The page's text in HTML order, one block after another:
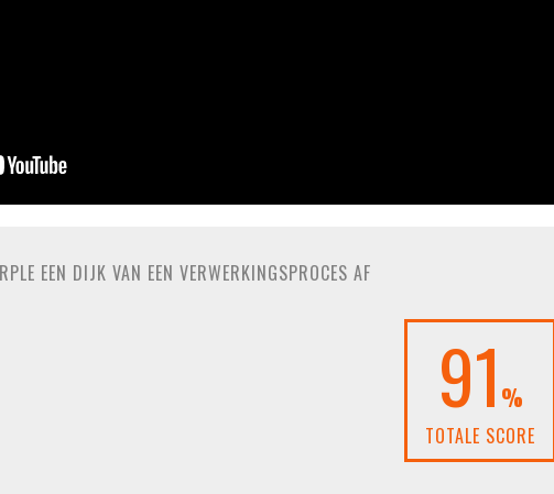
EEN DIJK VAN EEN VERWERKINGSPROCES AF
91 %
TOTALE SCORE